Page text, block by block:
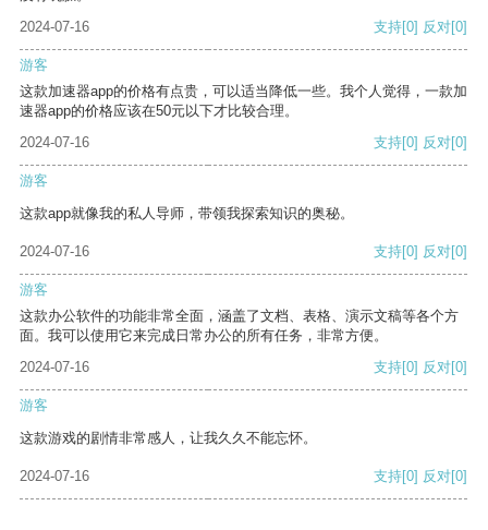
2024-07-16
支持[0] 反对[0]
游客
这款加速器app的价格有点贵，可以适当降低一些。我个人觉得，一款加
速器app的价格应该在50元以下才比较合理。
2024-07-16
支持[0] 反对[0]
游客
这款app就像我的私人导师，带领我探索知识的奥秘。
2024-07-16 支持[0] 反对[0]
游客
这款办公软件的功能非常全面，涵盖了文档、表格、演示文稿等各个方
面。我可以使用它来完成日常办公的所有任务，非常方便。
2024-07-16
支持[0] 反对[0]
游客
这款游戏的剧情非常感人，让我久久不能忘怀。
2024-07-16 支持[0] 反对[0]